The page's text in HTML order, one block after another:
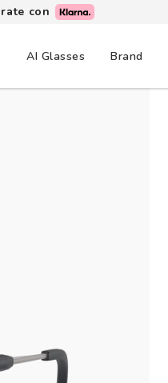
con
AI Glasses Brand